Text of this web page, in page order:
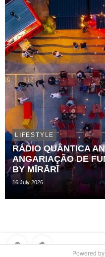
LIFESTYLE
RÁDIO QUÂNTICA
ANGARIAÇÃO DE
BY MĪRĀRĪ
16 July 2026
Powered by